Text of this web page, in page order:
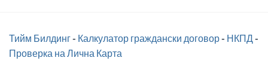
Тийм Билдинг- Калкулатор граждански договор- НКПД -
Проверка на Лична Карта